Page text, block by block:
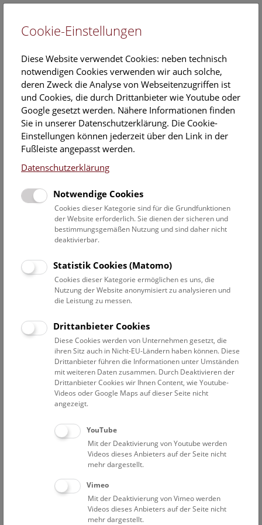
EN
Veranstaltungskalender
Informationen zu Gruppen,- Kindergarten- und
Schulprogrammen finden Siehier
Datumsfilter
30.6.2022
Datum auswählen
Erweiterte Suche
Filter zurücksetzen
30. Juni 2022
Bisher keine Ergebnisse. Dienstags ist das NHM Wien
in der Regel geschlossen. Ausnahmen finden sie
Eine Nacht im Museum
Cookie-Einstellungen
Diese Website verwendet Cookies: neben technisch
notwendigen Cookies verwenden wir auch solche,
deren Zweck die Analyse von Webseitenzugriffen ist
und Cookies, die durch Drittanbieter wie Youtube oder
Google gesetzt werden. Nähere Informationen finden
Sie in unserer Datenschutzerklärung. Die Cookie-
Einstellungen können jederzeit über den Link in der
Fußleiste angepasst werden.
Datenschutzerklärung
Notwendige Cookies
Cookies dieser Kategorie sind für die Grundfunktionen
der Website erforderlich. Sie dienen der sicheren und
bestimmungsgemäßen Nutzung und sind daher nicht
deaktivierbar.
Statistik Cookies (Matomo)
Cookies dieser Kategorie ermöglichen es uns, die
Nutzung der Website anonymisiert zu analysieren und
die Leistung zu messen.
Drittanbieter Cookies
Diese Cookies werden von Unternehmen gesetzt, die
ihren Sitz auch in Nicht-EU-Ländern haben können. Diese
Drittanbieter führen die Informationen unter Umständen
mit weiteren Daten zusammen. Durch Deaktivieren der
Drittanbieter Cookies wir Ihnen Content, wie Youtube-
Videos oder Google Maps auf dieser Seite nicht
angezeigt.
YouTube
Mit der Deaktivierung von Youtube werden
Videos dieses Anbieters auf der Seite nicht
mehr dargestellt.
Vimeo
Mit der Deaktivierung von Vimeo werden
Videos dieses Anbieters auf der Seite nicht
mehr dargestellt.